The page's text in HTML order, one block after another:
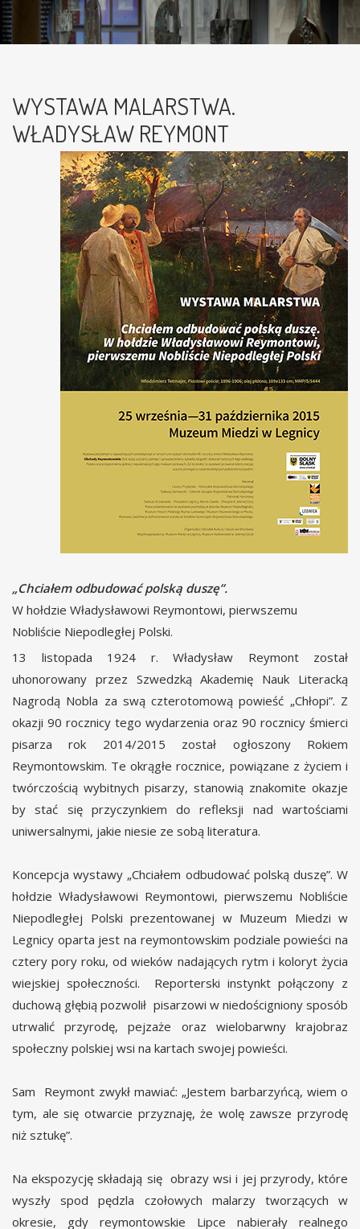
WYSTAWA MALARSTWA.
WŁADYSŁAW REYMONT
„Chciałem odbudować polską duszę”.
W hołdzie Władysławowi Reymontowi, pierwszemu
Nobliście Niepodległej Polski.
13 listopada 1924 r. Władysław Reymont został
uhonorowany przez Szwedzką Akademię Nauk Literacką
Nagrodą Nobla za swą czterotomową powieść „Chłopi”. Z
okazji 90 rocznicy tego wydarzenia oraz 90 rocznicy śmierci
pisarza rok 2014/2015 został ogłoszony Rokiem
Reymontowskim. Te okrągłe rocznice, powiązane z życiem i
twórczością wybitnych pisarzy, stanowią znakomite okazje
by stać się przyczynkiem do refleksji nad wartościami
uniwersalnymi, jakie niesie ze sobą literatura.
Koncepcja wystawy „Chciałem odbudować polską duszę”. W
hołdzie Władysławowi Reymontowi, pierwszemu Nobliście
Niepodległej Polski prezentowanej w Muzeum Miedzi w
Legnicy oparta jest na reymontowskim podziale powieści na
cztery pory roku, od wieków nadających rytm i koloryt życia
wiejskiej społeczności. Reporterski instynkt połączony z
duchową głębią pozwolił pisarzowi w niedościgniony sposób
utrwalić przyrodę, pejzaże oraz wielobarwny krajobraz
społeczny polskiej wsi na kartach swojej powieści.
Sam Reymont zwykł mawiać: „Jestem barbarzyńcą, wiem o
tym, ale się otwarcie przyznaję, że wolę zawsze przyrodę
niż sztukę”.
Na ekspozycję składają się obrazy wsi i jej przyrody, które
wyszły spod pędzla czołowych malarzy tworzących w
okresie, gdy reymontowskie Lipce nabierały realnego